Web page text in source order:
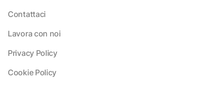
Contattaci
Lavora con noi
Privacy Policy
Cookie Policy